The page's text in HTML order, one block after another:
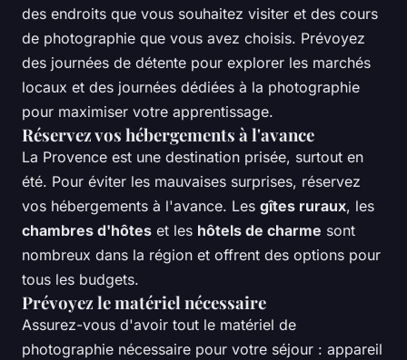
des endroits que vous souhaitez visiter et des cours
de photographie que vous avez choisis. Prévoyez
des journées de détente pour explorer les marchés
locaux et des journées dédiées à la photographie
pour maximiser votre apprentissage.
Réservez vos hébergements à l'avance
La Provence est une destination prisée, surtout en
été. Pour éviter les mauvaises surprises, réservez
vos hébergements à l'avance. Les gîtes ruraux, les
chambres d'hôtes et les hôtels de charme sont
nombreux dans la région et offrent des options pour
tous les budgets.
Prévoyez le matériel nécessaire
Assurez-vous d'avoir tout le matériel de
photographie nécessaire pour votre séjour : appareil